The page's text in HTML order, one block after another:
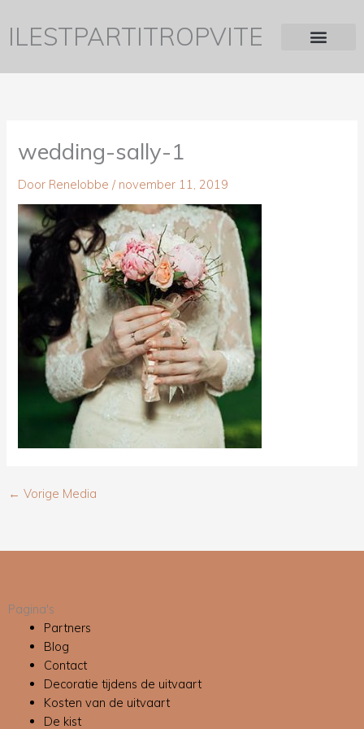
naar
deILESTPARTITROPVITE
wedding-sally-1
Door Renelobbe/ november 11, 2019
← Vorige Media
Pagina's
Partners
Blog
Contact
Decoratie tijdens de uitvaart
Kosten van de uitvaart
De kist